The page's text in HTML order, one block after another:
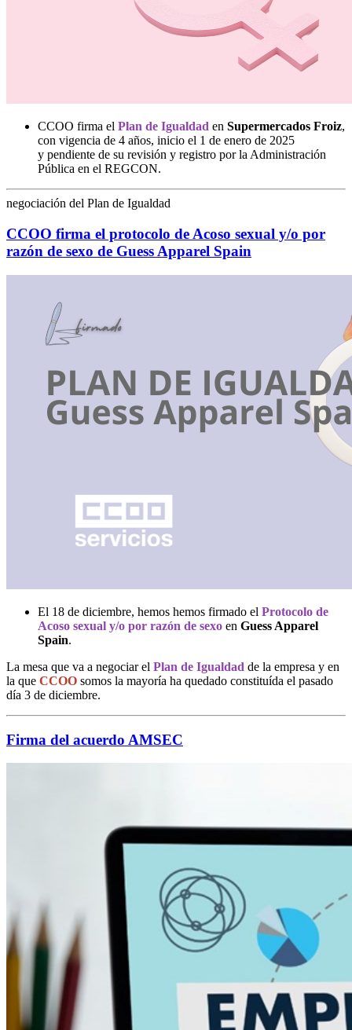
CCOO firma el Plan de Igualdad en Supermercados Froiz,
con vigencia de 4 años, inicio el 1 de enero de 2025
y pendiente de su revisión y registro por la Administración
Pública en el REGCON.
negociación del Plan de Igualdad
CCOO firma el protocolo de Acoso sexual y/o por
razón de sexo de Guess Apparel Spain
El 18 de diciembre, hemos hemos firmado el Protocolo de
Acoso sexual y/o por razón de sexo en Guess Apparel
Spain.
La mesa que va a negociar el Plan de Igualdad de la empresa y en
la que CCOO somos la mayoría ha quedado constituída el pasado
día 3 de diciembre.
Firma del acuerdo AMSEC